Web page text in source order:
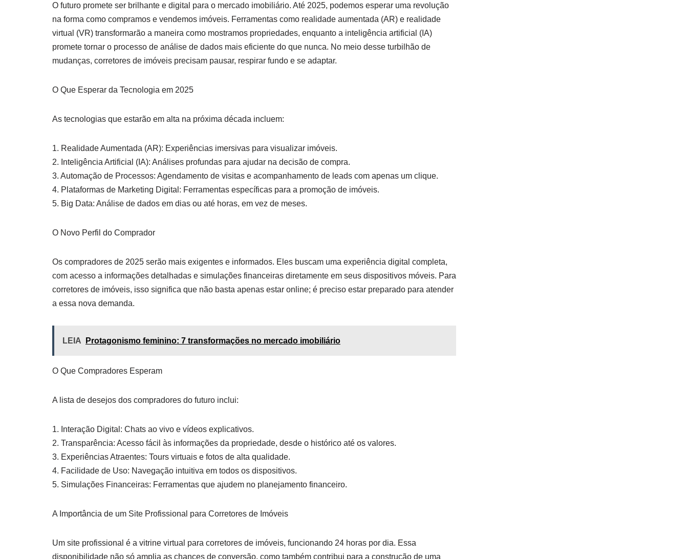
O futuro promete ser brilhante e digital para o mercado imobiliário. Até 2025, podemos esperar uma revolução
na forma como compramos e vendemos imóveis. Ferramentas como realidade aumentada (AR) e realidade
virtual (VR) transformarão a maneira como mostramos propriedades, enquanto a inteligência artificial (IA)
promete tornar o processo de análise de dados mais eficiente do que nunca. No meio desse turbilhão de
mudanças, corretores de imóveis precisam pausar, respirar fundo e se adaptar.
O Que Esperar da Tecnologia em 2025
As tecnologias que estarão em alta na próxima década incluem:
1. Realidade Aumentada (AR): Experiências imersivas para visualizar imóveis.
2. Inteligência Artificial (IA): Análises profundas para ajudar na decisão de compra.
3. Automação de Processos: Agendamento de visitas e acompanhamento de leads com apenas um clique.
4. Plataformas de Marketing Digital: Ferramentas específicas para a promoção de imóveis.
5. Big Data: Análise de dados em dias ou até horas, em vez de meses.
O Novo Perfil do Comprador
Os compradores de 2025 serão mais exigentes e informados. Eles buscam uma experiência digital completa,
com acesso a informações detalhadas e simulações financeiras diretamente em seus dispositivos móveis. Para
corretores de imóveis, isso significa que não basta apenas estar online; é preciso estar preparado para atender
a essa nova demanda.
LEIA Protagonismo feminino: 7 transformações no mercado imobiliário
O Que Compradores Esperam
A lista de desejos dos compradores do futuro inclui:
1. Interação Digital: Chats ao vivo e vídeos explicativos.
2. Transparência: Acesso fácil às informações da propriedade, desde o histórico até os valores.
3. Experiências Atraentes: Tours virtuais e fotos de alta qualidade.
4. Facilidade de Uso: Navegação intuitiva em todos os dispositivos.
5. Simulações Financeiras: Ferramentas que ajudem no planejamento financeiro.
A Importância de um Site Profissional para Corretores de Imóveis
Um site profissional é a vitrine virtual para corretores de imóveis, funcionando 24 horas por dia. Essa
disponibilidade não só amplia as chances de conversão, como também contribui para a construção de uma